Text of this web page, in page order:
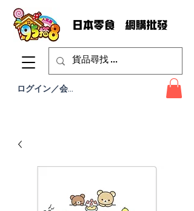
ログイン／会員登録